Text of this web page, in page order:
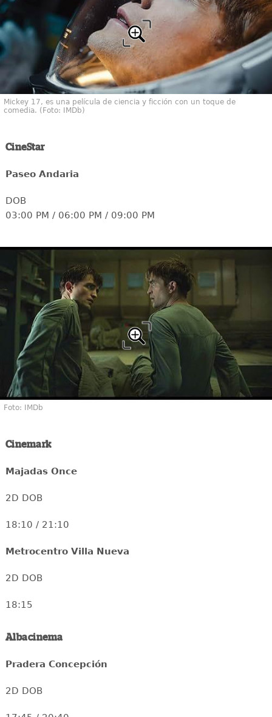
Mickey 17, es una película de ciencia y ficción con un toque de
comedia. (Foto: IMDb)
CineStar
Paseo Andaria
DOB
03:00 PM / 06:00 PM / 09:00 PM
Foto: IMDb
Cinemark
Majadas Once
2D DOB
18:10 / 21:10
Metrocentro Villa Nueva
2D DOB
18:15
Albacinema
Pradera Concepción
2D DOB